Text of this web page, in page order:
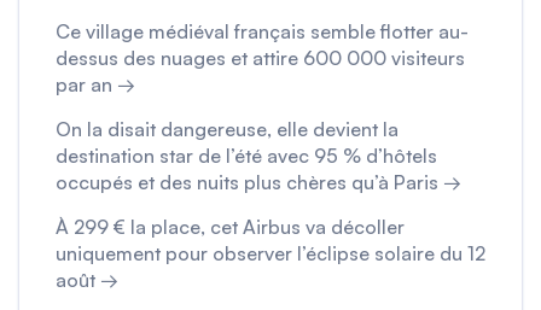
Ce village médiéval français semble flotter au-
dessus des nuages et attire 600 000 visiteurs
par an →
On la disait dangereuse, elle devient la
destination star de l’été avec 95 % d’hôtels
occupés et des nuits plus chères qu’à Paris →
À 299 € la place, cet Airbus va décoller
uniquement pour observer l’éclipse solaire du 12
août →